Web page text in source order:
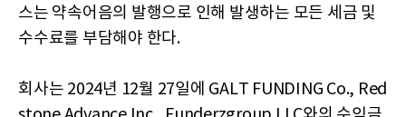
스는 약속어음의 발행으로 인해 발생하는 모든 세금 및
수수료를 부담해야 한다.
회사는 2024년 12월 27일에 GALT FUNDING Co., Red